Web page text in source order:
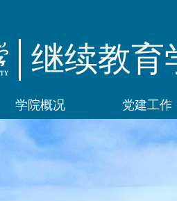
继续教育
学院概况 党建工作